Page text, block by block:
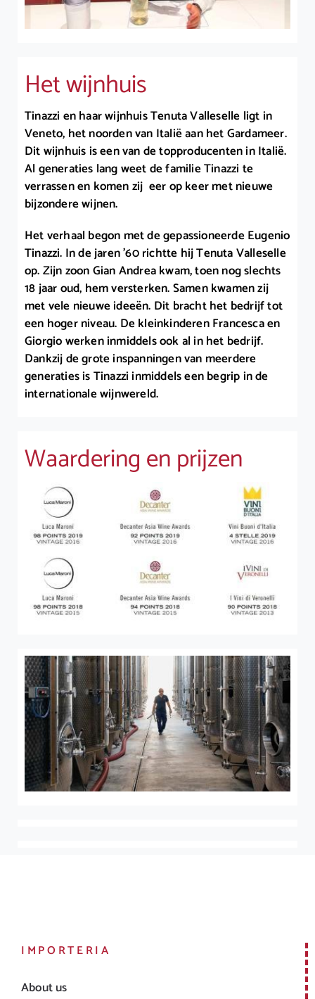
Het wijnhuis
Tinazzi en haar wijnhuis Tenuta Valleselle ligt in
Veneto, het noorden van Italië aan het Gardameer.
Dit wijnhuis is een van de topproducenten in Italië.
Al generaties lang weet de familie Tinazzi te
verrassen en komen zij eer op keer met nieuwe
bijzondere wijnen.
Het verhaal begon met de gepassioneerde Eugenio
Tinazzi. In de jaren ’60 richtte hij Tenuta Valleselle
op. Zijn zoon Gian Andrea kwam, toen nog slechts
18 jaar oud, hem versterken. Samen kwamen zij
met vele nieuwe ideeën. Dit bracht het bedrijf tot
een hoger niveau. De kleinkinderen Francesca en
Giorgio werken inmiddels ook al in het bedrijf.
Dankzij de grote inspanningen van meerdere
generaties is Tinazzi inmiddels een begrip in de
internationale wijnwereld.
Waardering en prijzen
IMPORTERIA
About us